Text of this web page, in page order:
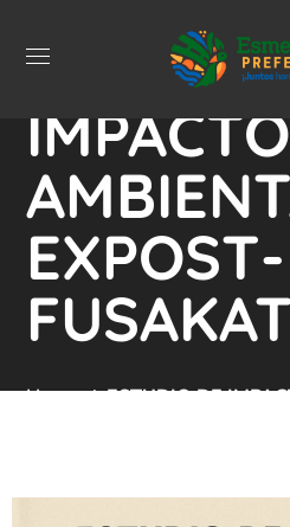
ESTUDIO
IMPACTO
EXPOST-
Home
ESTUDIO DE